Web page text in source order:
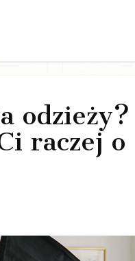
odzieży?
raczej o